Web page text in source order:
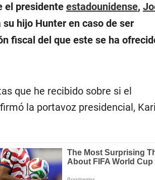
el presidente estadounidense,
hijo Hunter en caso de ser
fiscal del que este se ha
que he recibido sobre si el
la portavoz presidencial,